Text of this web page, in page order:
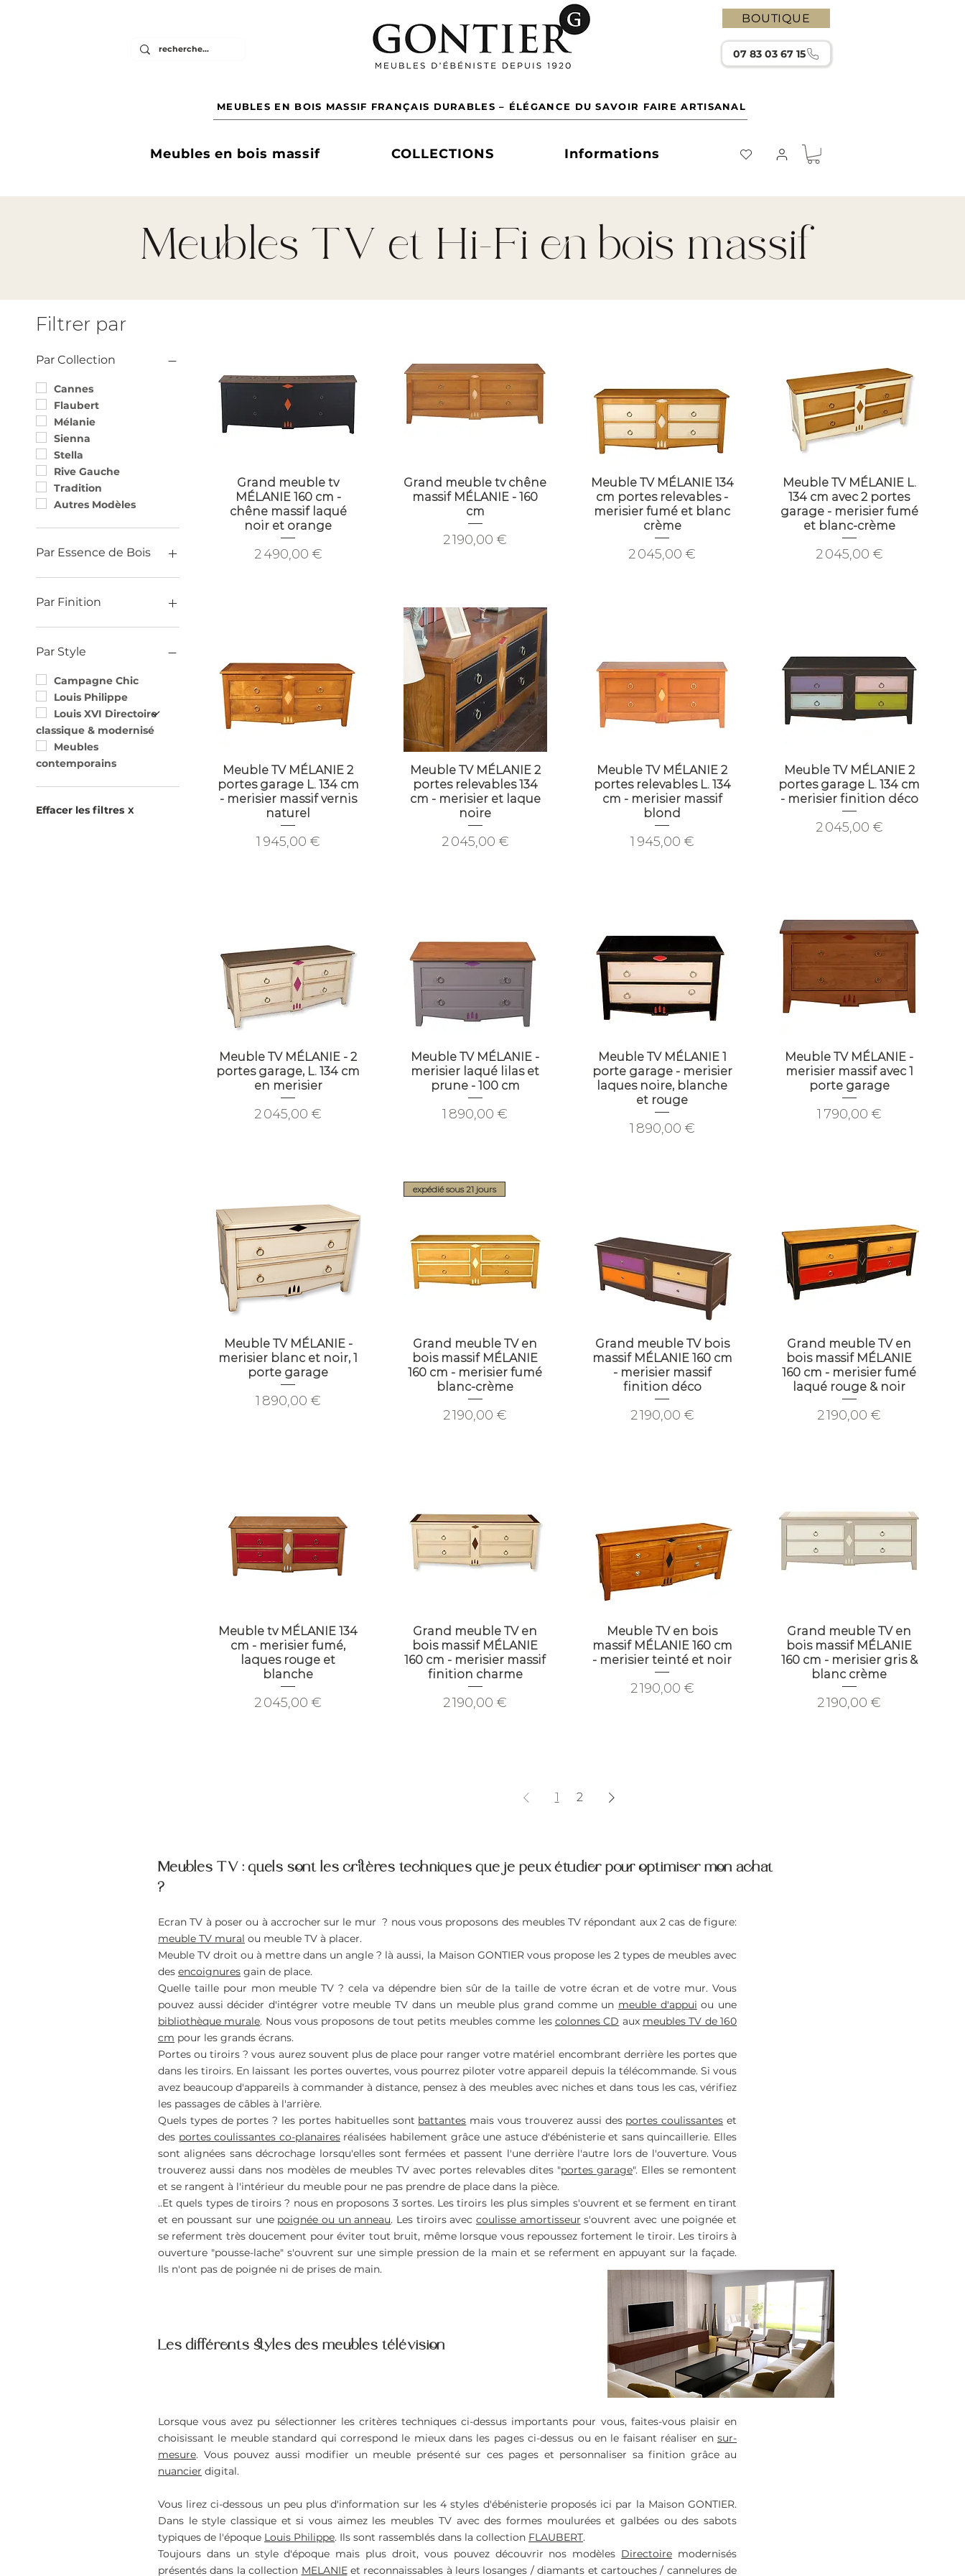
BOUTIQUE
07 83 03 67 15
MEUBLES EN BOIS MASSIF FRANÇAIS DURABLES – ÉLÉGANCE DU SAVOIR FAIRE ARTISANAL
Meubles en bois massif COLLECTIONS Informations
Meubles TV et Hi-Fi en bois massif
Filtrer par
Par Collection
Cannes
Flaubert
Mélanie
Sienna
Stella
Rive Gauche
Tradition
Autres Modèles
Par Essence de Bois
Chêne
Merisier
Par Finition
Actuelle (finition)
Charme (finition)
(finition)
Couleurs Déco (finition)
Par Style
Campagne Chic
Louis Philippe
Louis XVI Directoire
classique & modernisé
Meubles
contemporains
Effacer les filtres X
Grand meuble tv
MÉLANIE 160 cm -
chêne massif laqué
noir et orange
Prix
2 490,00 €
Grand meuble tv chêne
massif MÉLANIE - 160
cm
Prix
2 190,00 €
Meuble TV MÉLANIE 134
cm portes relevables -
merisier fumé et blanc
crème
Prix
2 045,00 €
Meuble TV MÉLANIE L.
134 cm avec 2 portes
garage - merisier fumé
et blanc-crème
Prix
2 045,00 €
Meuble TV MÉLANIE 2
portes garage L. 134 cm
- merisier massif vernis
naturel
Prix
1 945,00 €
Meuble TV MÉLANIE 2
portes relevables 134
cm - merisier et laque
noire
Prix
2 045,00 €
Meuble TV MÉLANIE 2
portes relevables L. 134
cm - merisier massif
blond
Prix
1 945,00 €
Meuble TV MÉLANIE 2
portes garage L. 134 cm
- merisier finition déco
Prix
2 045,00 €
Meuble TV MÉLANIE - 2
portes garage, L. 134 cm
en merisier
Prix
2 045,00 €
Meuble TV MÉLANIE -
merisier laqué lilas et
prune - 100 cm
Prix
1 890,00 €
Meuble TV MÉLANIE 1
porte garage - merisier
laques noire, blanche
et rouge
Prix
1 890,00 €
Meuble TV MÉLANIE -
merisier massif avec 1
porte garage
Prix
1 790,00 €
Meuble TV MÉLANIE -
merisier blanc et noir, 1
porte garage
Prix
1 890,00 €
expédié sous 21 jours
Grand meuble TV en
bois massif MÉLANIE
160 cm - merisier fumé
blanc-crème
Prix
2 190,00 €
Grand meuble TV bois
massif MÉLANIE 160 cm
- merisier massif
finition déco
Prix
2 190,00 €
Grand meuble TV en
bois massif MÉLANIE
160 cm - merisier fumé
laqué rouge & noir
Prix
2 190,00 €
Meuble tv MÉLANIE 134
cm - merisier fumé,
laques rouge et
blanche
Prix
2 045,00 €
Grand meuble TV en
bois massif MÉLANIE
160 cm - merisier massif
finition charme
Prix
2 190,00 €
Meuble TV en bois
massif MÉLANIE 160 cm
- merisier teinté et noir
Prix
2 190,00 €
Grand meuble TV en
bois massif MÉLANIE
160 cm - merisier gris &
blanc crème
Prix
2 190,00 €
1 2
Meubles TV : quels sont les critères techniques que je peux étudier pour optimiser mon achat
?
Ecran TV à poser ou à accrocher sur le mur ? nous vous proposons des meubles TV répondant aux 2 cas de figure:
meuble TV mural ou meuble TV à placer.
Meuble TV droit ou à mettre dans un angle ? là aussi, la Maison GONTIER vous propose les 2 types de meubles avec
des encoignures gain de place.
Quelle taille pour mon meuble TV ? cela va dépendre bien sûr de la taille de votre écran et de votre mur. Vous
pouvez aussi décider d'intégrer votre meuble TV dans un meuble plus grand comme un meuble d'appui ou une
bibliothèque murale. Nous vous proposons de tout petits meubles comme les colonnes CD aux meubles TV de 160
cm pour les grands écrans.
Portes ou tiroirs ? vous aurez souvent plus de place pour ranger votre matériel encombrant derrière les portes que
dans les tiroirs. En laissant les portes ouvertes, vous pourrez piloter votre appareil depuis la télécommande. Si vous
avez beaucoup d'appareils à commander à distance, pensez à des meubles avec niches et dans tous les cas, vérifiez
les passages de câbles à l'arrière.
Quels types de portes ? les portes habituelles sont battantes mais vous trouverez aussi des portes coulissantes et
des portes coulissantes co-planairesréalisées habilement grâce une astuce d'ébénisterie et sans quincaillerie. Elles
sont alignées sans décrochage lorsqu'elles sont fermées et passent l'une derrière l'autre lors de l'ouverture. Vous
trouverez aussi dans nos modèles de meubles TV avec portes relevables dites "portes garage". Elles se remontent
et se rangent à l'intérieur du meuble pour ne pas prendre de place dans la pièce.
..Et quels types de tiroirs ? nous en proposons 3 sortes. Les tiroirs les plus simples s'ouvrent et se ferment en tirant
et en poussant sur une poignée ou un anneau. Les tiroirs aveccoulisse amortisseur s'ouvrent avec une poignée et
se referment très doucement pour éviter tout bruit, même lorsque vous repoussez fortement le tiroir. Les tiroirs à
ouverture "pousse-lache" s'ouvrent sur une simple pression de la main et se referment en appuyant sur la façade.
Ils n'ont pas de poignée ni de prises de main.
Les différents styles des meubles télévision
Lorsque vous avez pu sélectionner les critères techniques ci-dessus importants pour vous, faites-vous plaisir en
choisissant le meuble standard qui correspond le mieux dans les pages ci-dessus ou en le faisant réaliser en sur-
mesure. Vous pouvez aussi modifier un meuble présenté sur ces pages et personnaliser sa finition grâce au
nuancier digital.
Vous lirez ci-dessous un peu plus d'information sur les 4 styles d'ébénisterie proposés ici par la Maison GONTIER.
Dans le style classique et si vous aimez les meubles TV avec des formes moulurées et galbées ou des sabots
typiques de l'époque Louis Philippe. Ils sont rassemblés dans la collection FLAUBERT.
Toujours dans un style d'époque mais plus droit, vous pouvez découvrir nos modèles Directoire modernisés
présentés dans la collection MELANIEet reconnaissables à leurs losanges / diamants et cartouches / cannelures de